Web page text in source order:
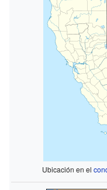
Ubicación en el